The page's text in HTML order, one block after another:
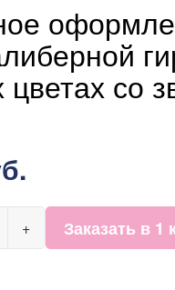
цветах со
+ Заказать в 1